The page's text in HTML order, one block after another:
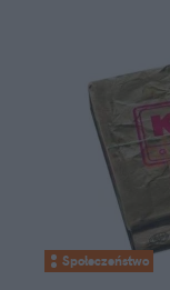
Społeczeństwo